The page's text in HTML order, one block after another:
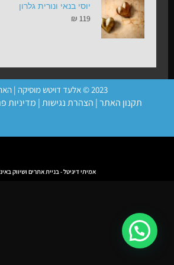
יוסי בנאי ונורית גלרון
₪ 119
2023 © אלעד דויטש מוסיקה | האתר פועל ברשיון
תקנון האתר| הצהרת נגישות| מדיניות
אמיתי דיגיטל - בניית אתרים ושיווק